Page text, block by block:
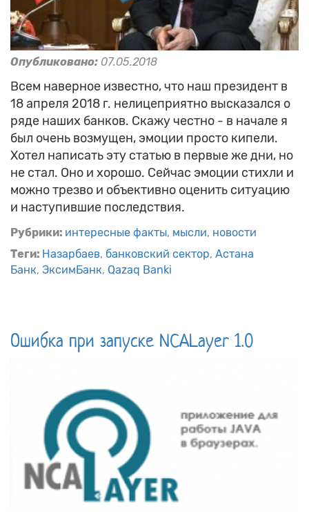
Опубликовано: 07.05.2018
Всем наверное известно, что наш президент в
18 апреля 2018 г. нелицеприятно высказался о
ряде наших банков. Скажу честно - в начале я
был очень возмущен, эмоции просто кипели.
Хотел написать эту статью в первые же дни, но
не стал. Оно и хорошо. Сейчас эмоции стихли и
можно трезво и объективно оценить ситуацию
и наступившие последствия.
Рубрики: интересные факты мысли новости
Теги: Назарбаев банковский сектор Астана
Банк ЭксимБанк Qazaq Banki
Ошибка при запуске NCALayer 1.0